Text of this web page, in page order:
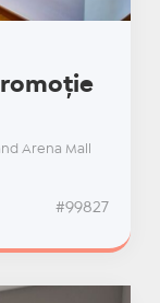
Arena Mall
#99827